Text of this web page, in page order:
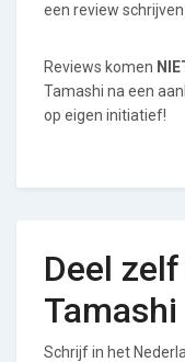
een review
Reviews komen
Tamashi na een
op eigen initiatief!
Deel
Tamashi
Schrijf in het